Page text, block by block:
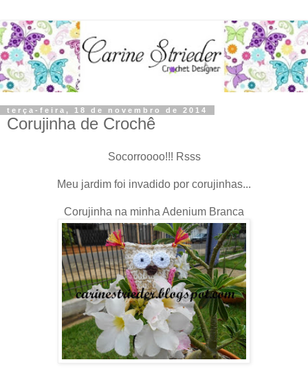
terça-feira, 18 de novembro de 2014
Corujinha de Crochê
Socorroooo!!! Rsss
Meu jardim foi invadido por corujinhas...
Corujinha na minha Adenium Branca